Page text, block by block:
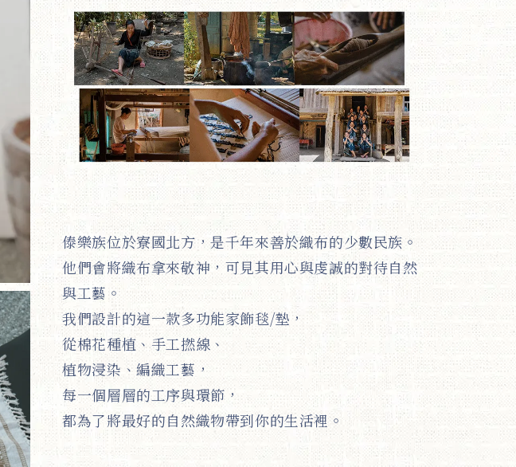
傣樂族位於寮國北方，是千年來善於織布的少數民族。
他們會將織布拿來敬神，可見其用心與虔誠的對待自然
與工藝。
我們設計的這一款多功能家飾毯/墊，
從棉花種植、手工撚線、
植物浸染、編織工藝，
每一個層層的工序與環節，
都為了將最好的自然織物帶到你的生活裡。